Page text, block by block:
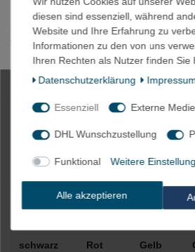
HINWEIS: Es könnte kleine
abgebildeten Farbe und der
von Lichteinfall, Helligkeit des Monitors,
4m Akku
Flachmaß = 19mm Ø
schwarz Rot Gelb
diesen sind essenziell, während
Website und Ihre Erfahrung zu
Informationen zu den von uns
Ihren Rechten als Nutzer finden Sie
Daten­schutz­erklärung
Essenziell Externe
DHL Wunschzustellung
Funktional Weitere
Alle akzeptieren